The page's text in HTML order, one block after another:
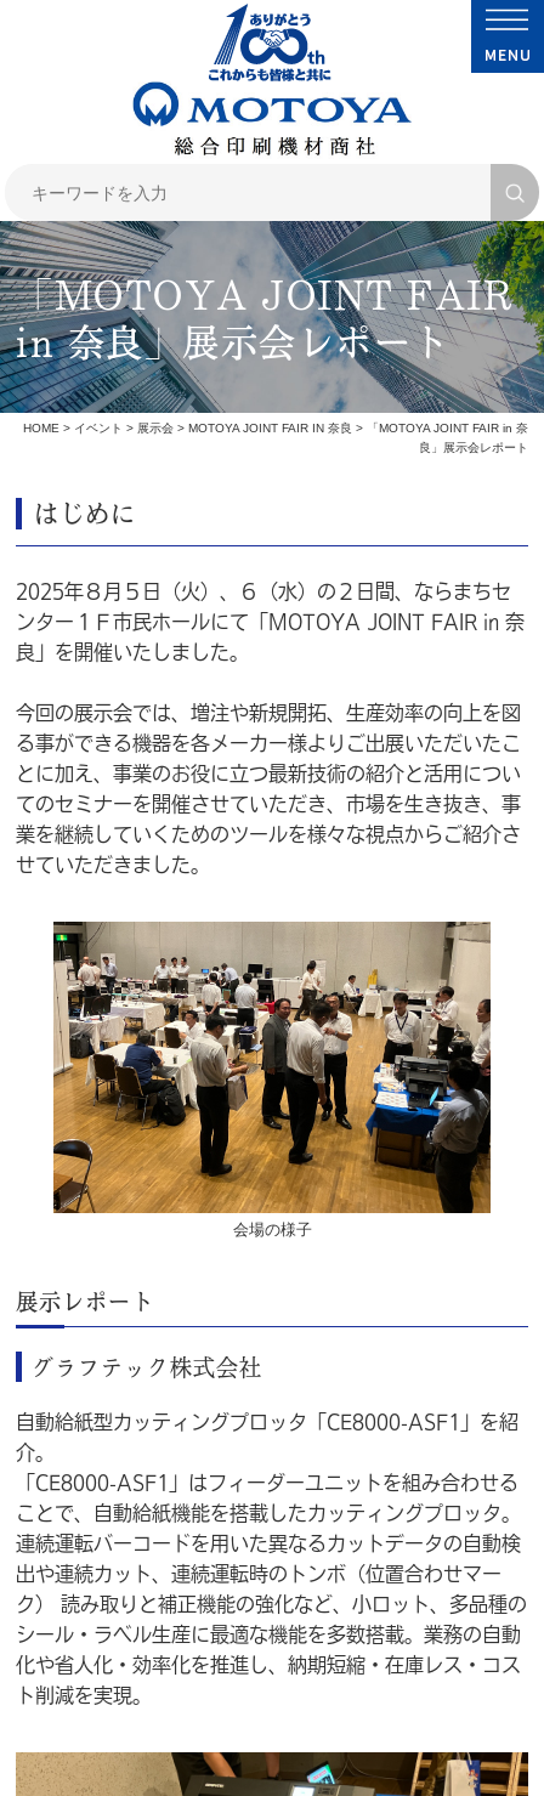
「MOTOYA JOINT FAIR
in 奈良」展示会レポート
HOME> イベント > 展示会> MOTOYA JOINT FAIR IN 奈良 > 「MOTOYA JOINT FAIR in 奈
良」展示会レポート
はじめに
2025年８月５日（火）、６（水）の２日間、ならまちセ
ンター１Ｆ市民ホールにて「MOTOYA JOINT FAIR in 奈
良」を開催いたしました。
今回の展示会では、増注や新規開拓、生産効率の向上を図
る事ができる機器を各メーカー様よりご出展いただいたこ
とに加え、事業のお役に立つ最新技術の紹介と活用につい
てのセミナーを開催させていただき、市場を生き抜き、事
業を継続していくためのツールを様々な視点からご紹介さ
せていただきました。
会場の様子
展示レポート
グラフテック株式会社
自動給紙型カッティングプロッタ「CE8000-ASF1」を紹
介。
「CE8000-ASF1」はフィーダーユニットを組み合わせる
ことで、自動給紙機能を搭載したカッティングプロッタ。
連続運転バーコードを用いた異なるカットデータの自動検
出や連続カット、連続運転時のトンボ（位置合わせマー
ク） 読み取りと補正機能の強化など、小ロット、多品種の
シール・ラベル生産に最適な機能を多数搭載。業務の自動
化や省人化・効率化を推進し、納期短縮・在庫レス・コス
ト削減を実現。